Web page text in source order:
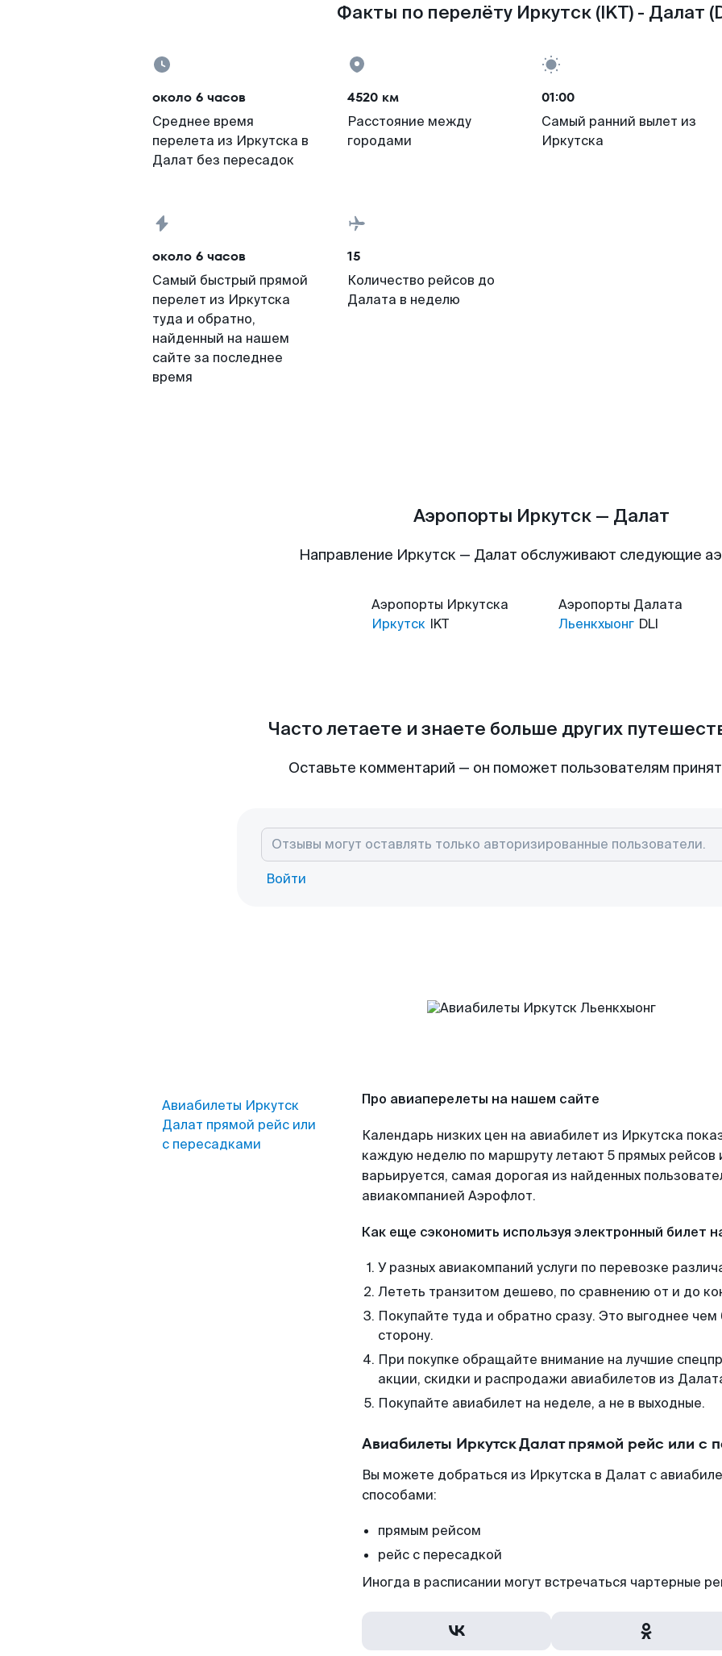
Факты по перелёту Иркутск (IKT) - Далат
около 6 часов
Среднее время
перелета из Иркутска в
Далат без пересадок
4520 км
Расстояние между
городами
01:00
Самый ранний вылет из
Иркутска
около 6 часов
Самый быстрый прямой
перелет из Иркутска
туда и обратно,
найденный на нашем
сайте за последнее
время
15
Количество рейсов до
Далата в неделю
Аэропорты Иркутск — Далат
Направление Иркутск — Далат обслуживают следующие
Аэропорты Иркутска
Иркутск IKT
Аэропорты Далата
Льенкхыонг DLI
Часто летаете и знаете больше других
Оставьте комментарий — он поможет пользователям
Войти
Авиабилеты Иркутск
Далат прямой рейс или
с пересадками
Про авиаперелеты на нашем сайте
Календарь низких цен на авиабилет из Иркутска
каждую неделю по маршруту летают 5 прямых рейсов
варьируется, самая дорогая из найденных
авиакомпанией Аэрофлот.
Как еще сэкономить используя электронный билет
У разных авиакомпаний услуги по перевозке
Лететь транзитом дешево, по сравнению от и до
Покупайте туда и обратно сразу. Это выгоднее
сторону.
При покупке обращайте внимание на лучшие
акции, скидки и распродажи авиабилетов из
Покупайте авиабилет на неделе, а не в выходные.
Авиабилеты Иркутск Далат прямой рейс или с
Вы можете добраться из Иркутска в Далат с
способами:
прямым рейсом
рейс с пересадкой
Иногда в расписании могут встречаться чартерные